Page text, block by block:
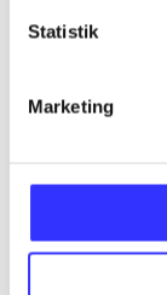
Statistik
Marketing
...